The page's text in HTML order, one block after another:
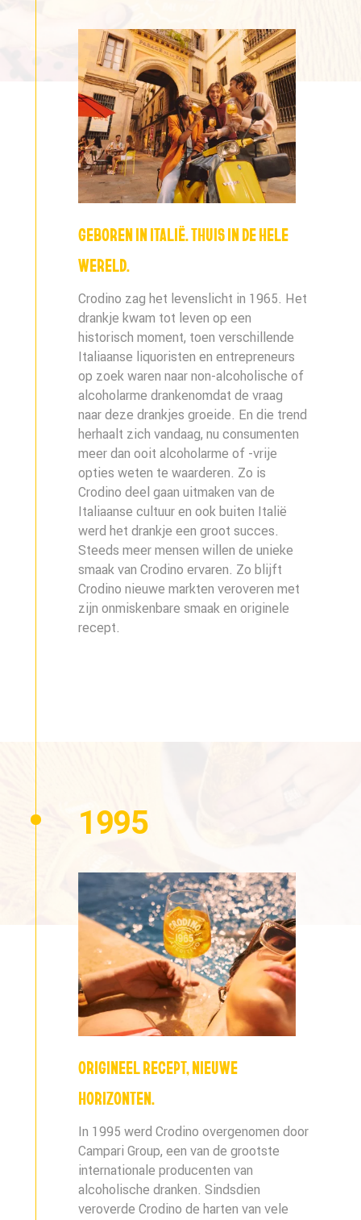
GEBOREN IN ITALIË. THUIS IN DE HELE
WERELD.
Crodino zag het levenslicht in 1965. Het
drankje kwam tot leven op een
historisch moment, toen verschillende
Italiaanse liquoristen en entrepreneurs
op zoek waren naar non-alcoholische of
alcoholarme drankenomdat de vraag
naar deze drankjes groeide. En die trend
herhaalt zich vandaag, nu consumenten
meer dan ooit alcoholarme of -vrije
opties weten te waarderen. Zo is
Crodino deel gaan uitmaken van de
Italiaanse cultuur en ook buiten Italië
werd het drankje een groot succes.
Steeds meer mensen willen de unieke
smaak van Crodino ervaren. Zo blijft
Crodino nieuwe markten veroveren met
zijn onmiskenbare smaak en originele
recept.
1995
ORIGINEEL RECEPT, NIEUWE
HORIZONTEN.
In 1995 werd Crodino overgenomen door
Campari Group, een van de grootste
internationale producenten van
alcoholische dranken. Sindsdien
veroverde Crodino de harten van vele